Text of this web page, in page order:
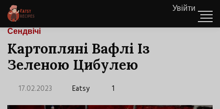
Увійти
Сендвічі
Картопляні Вафлі Із
Зеленою Цибулею
17.02.2023 Eatsy 1